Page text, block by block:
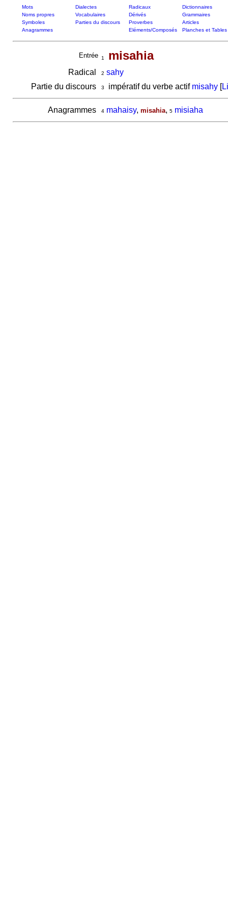
Mots Dialectes Radicaux
Dictionnaires
Noms propres
Vocabulaires Dérivés
Grammaires
Symboles
Parties du discours Proverbes
Articles
Anagrammes
Eléments/Composés Planches et Tables
Entrée 1 misahia
Radical 2 sahy
Partie du discours
3 impératif du verbe actif misahy[
Anagrammes 4 mahaisy, misahia, 5 misiaha